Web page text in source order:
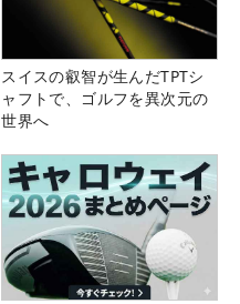
スイスの叡智が生んだTPTシ
ャフトで、ゴルフを異次元の
世界へ